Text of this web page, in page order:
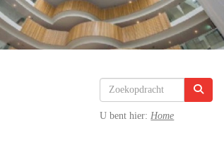
U bent hier:Home